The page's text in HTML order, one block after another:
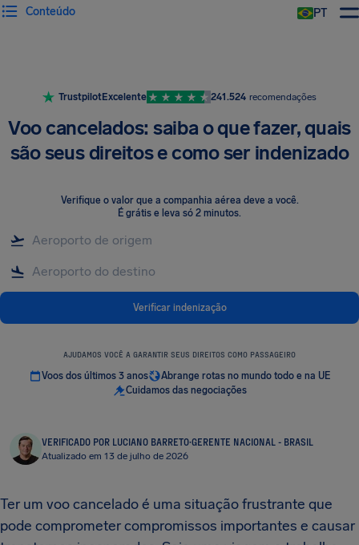
PT
Conteúdo
TrustpilotExcelente 241.524 recomendações
Voo cancelados: saiba o que fazer, quais
são seus direitos e como ser indenizado
Verifique o valor que a companhia aérea deve a você.
É grátis e leva só 2 minutos.
Verificar indenização
AJUDAMOS VOCÊ A GARANTIR SEUS DIREITOS COMO PASSAGEIRO
Voos dos últimos 3 anos
Abrange rotas no mundo todo e na UE
Cuidamos das negociações
VERIFICADO POR LUCIANO BARRETO·GERENTE NACIONAL - BRASIL
Atualizado em 13 de julho de 2026
Ter um voo cancelado é uma situação frustrante que
pode comprometer compromissos importantes e causar